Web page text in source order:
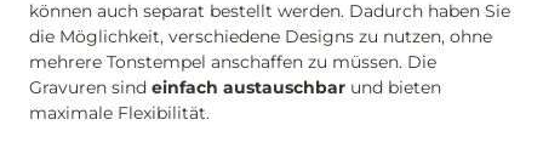
können auch separat bestellt werden. Dadurch haben Sie
die Möglichkeit, verschiedene Designs zu nutzen, ohne
mehrere Tonstempel anschaffen zu müssen. Die
Gravuren sind einfach austauschbar und bieten
maximale Flexibilität.